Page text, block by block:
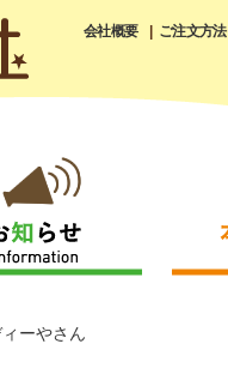
会社概要 ご注文方法
ーやさん